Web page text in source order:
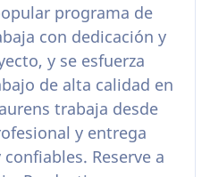
programa de
con dedicación y
y se esfuerza
de alta calidad en
trabaja desde
y entrega
Reserve a